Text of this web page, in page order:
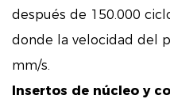
después de 150.000
donde la velocidad del
mm/s.
Insertos de núcleo y